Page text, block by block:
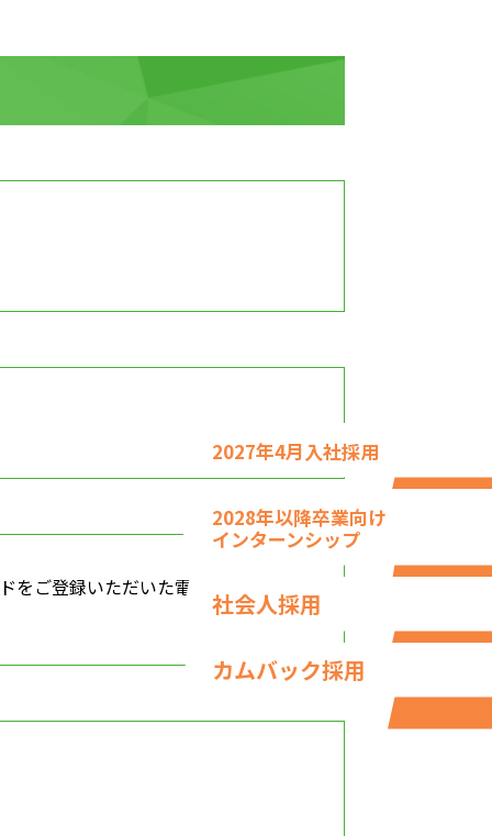
2027年4月入社採用
2028年以降卒業向け
インターンシップ
社会人採用
カムバック採用
ご登録いただいた電子メ